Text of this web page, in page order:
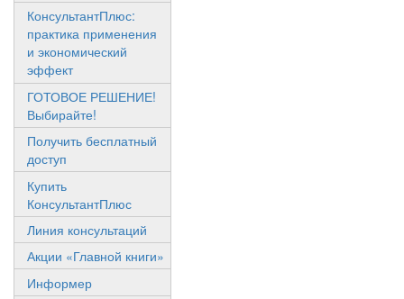
КонсультантПлюс:
практика применения
и экономический
эффект
ГОТОВОЕ РЕШЕНИЕ!
Выбирайте!
Получить бесплатный
доступ
Купить
КонсультантПлюс
Линия консультаций
Акции «Главной книги»
Информер